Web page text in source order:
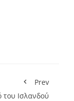
Prev
του Ισλανδού